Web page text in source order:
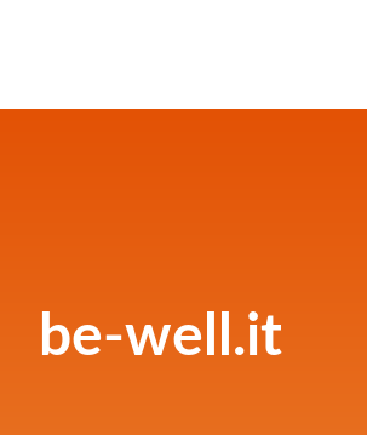
be-well.it